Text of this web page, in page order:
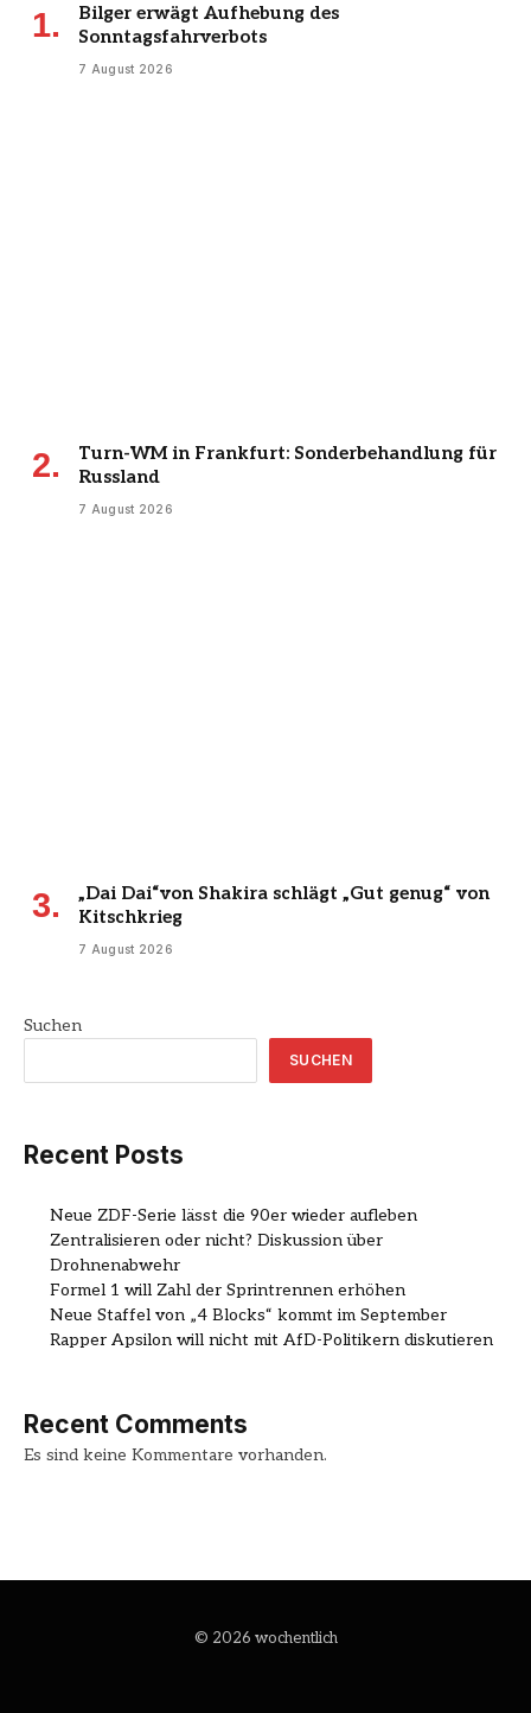
Bilger erwägt Aufhebung des
Sonntagsfahrverbots
7 August 2026
Turn-WM in Frankfurt: Sonderbehandlung für
Russland
7 August 2026
„Dai Dai“von Shakira schlägt „Gut genug“ von
Kitschkrieg
7 August 2026
Suchen
SUCHEN
Recent Posts
Neue ZDF-Serie lässt die 90er wieder aufleben
Zentralisieren oder nicht? Diskussion über
Drohnenabwehr
Formel 1 will Zahl der Sprintrennen erhöhen
Neue Staffel von „4 Blocks“ kommt im September
Rapper Apsilon will nicht mit AfD-Politikern diskutieren
Recent Comments
Es sind keine Kommentare vorhanden.
© 2026 wochentlich